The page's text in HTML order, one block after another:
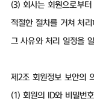
(3) 회사는 회원으로부
적절한 절차를 거쳐 처
그 사유와 처리 일정을
제2조 회원정보 보안의
(1) 회원의 ID와 비밀번